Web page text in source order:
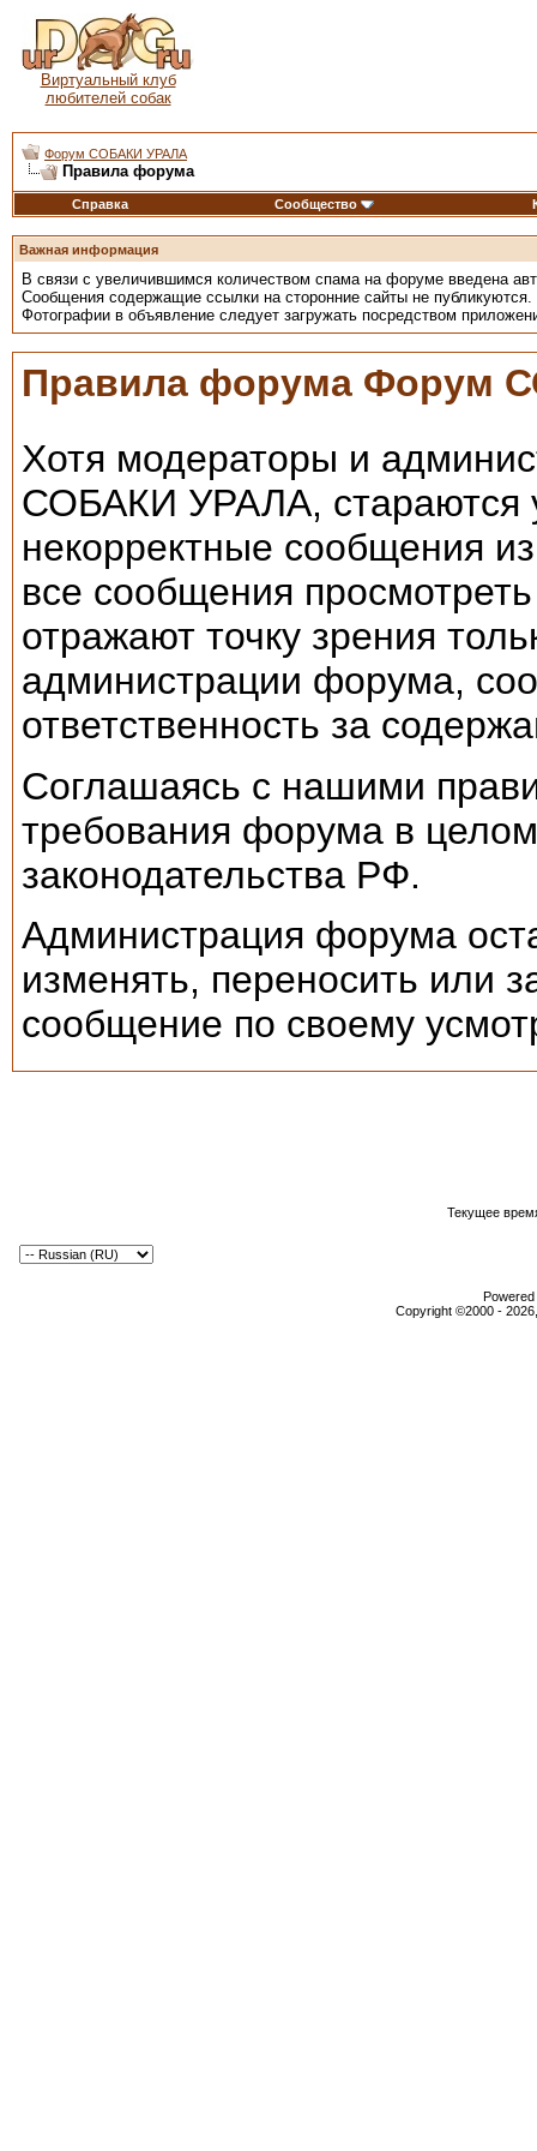
Виртуальный клуб
любителей собак
Форум СОБАКИ УРАЛА
Правила форума
Справка Сообщество
Важная информация
В связи с увеличившимся количеством спама на форуме введена
Сообщения содержащие ссылки на сторонние сайты не публикуются.
Фотографии в объявление следует загружать посредством
Правила форума Форум
Хотя модераторы и
СОБАКИ УРАЛА, стараются
некорректные сообщения
все сообщения
отражают точку зрения
администрации форума,
ответственность за
Соглашаясь с нашими
требования форума в
законодательства РФ.
Администрация форума
изменять, переносить или
сообщение по своему
Текущее
Copyright ©2000 -